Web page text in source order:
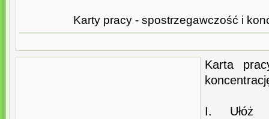
Karty pracy - spostrzegawczość i
Karta
I. Ułóż